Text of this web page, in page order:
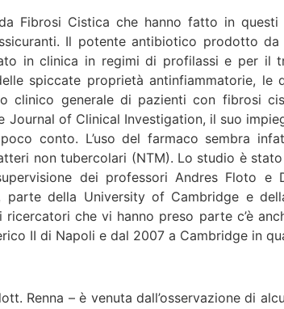
Fibrosi Cistica che hanno fatto in
Il potente antibiotico prodotto da
in clinica in regimi di profilassi e per il
spiccate proprietà antinfiammatorie, le
clinico generale di pazienti con fibrosi
Journal of Clinical Investigation, il suo
conto. L’uso del farmaco sembra
non tubercolari (NTM). Lo studio è
dei professori Andres Floto e
parte della University of Cambridge e
che vi hanno preso parte c’è
II di Napoli e dal 2007 a Cambridge in
Renna – è venuta dall’osservazione di